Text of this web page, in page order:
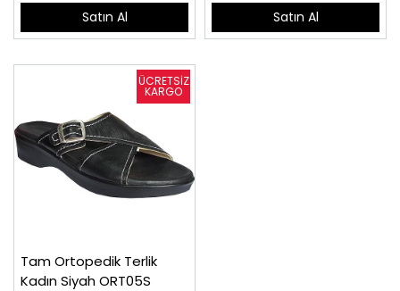
Satın Al Satın Al
Tam Ortopedik Terlik
Kadın Siyah ORT05S